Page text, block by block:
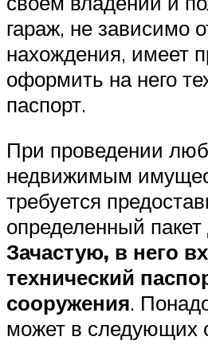
гараж, не зависимо
нахождения, имеет
оформить на него
паспорт.
При проведении
недвижимым
требуется
определенный пакет
Зачастую, в него
технический
сооружения.
может в следующих